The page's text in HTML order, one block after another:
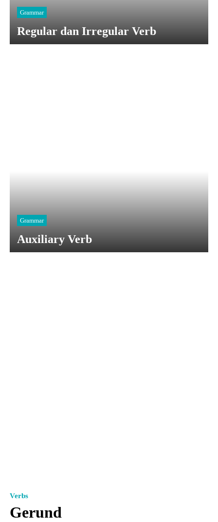
Grammar
Regular dan Irregular Verb
Grammar
Auxiliary Verb
Verbs
Gerund